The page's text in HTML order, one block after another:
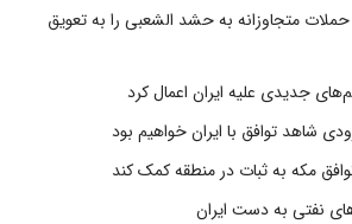
متجاوزانه به حشد الشعبی را به تعویق
جدیدی علیه ایران اعمال کرد
شاهد توافق با ایران خواهیم بود
مکه به ثبات در منطقه کمک کند